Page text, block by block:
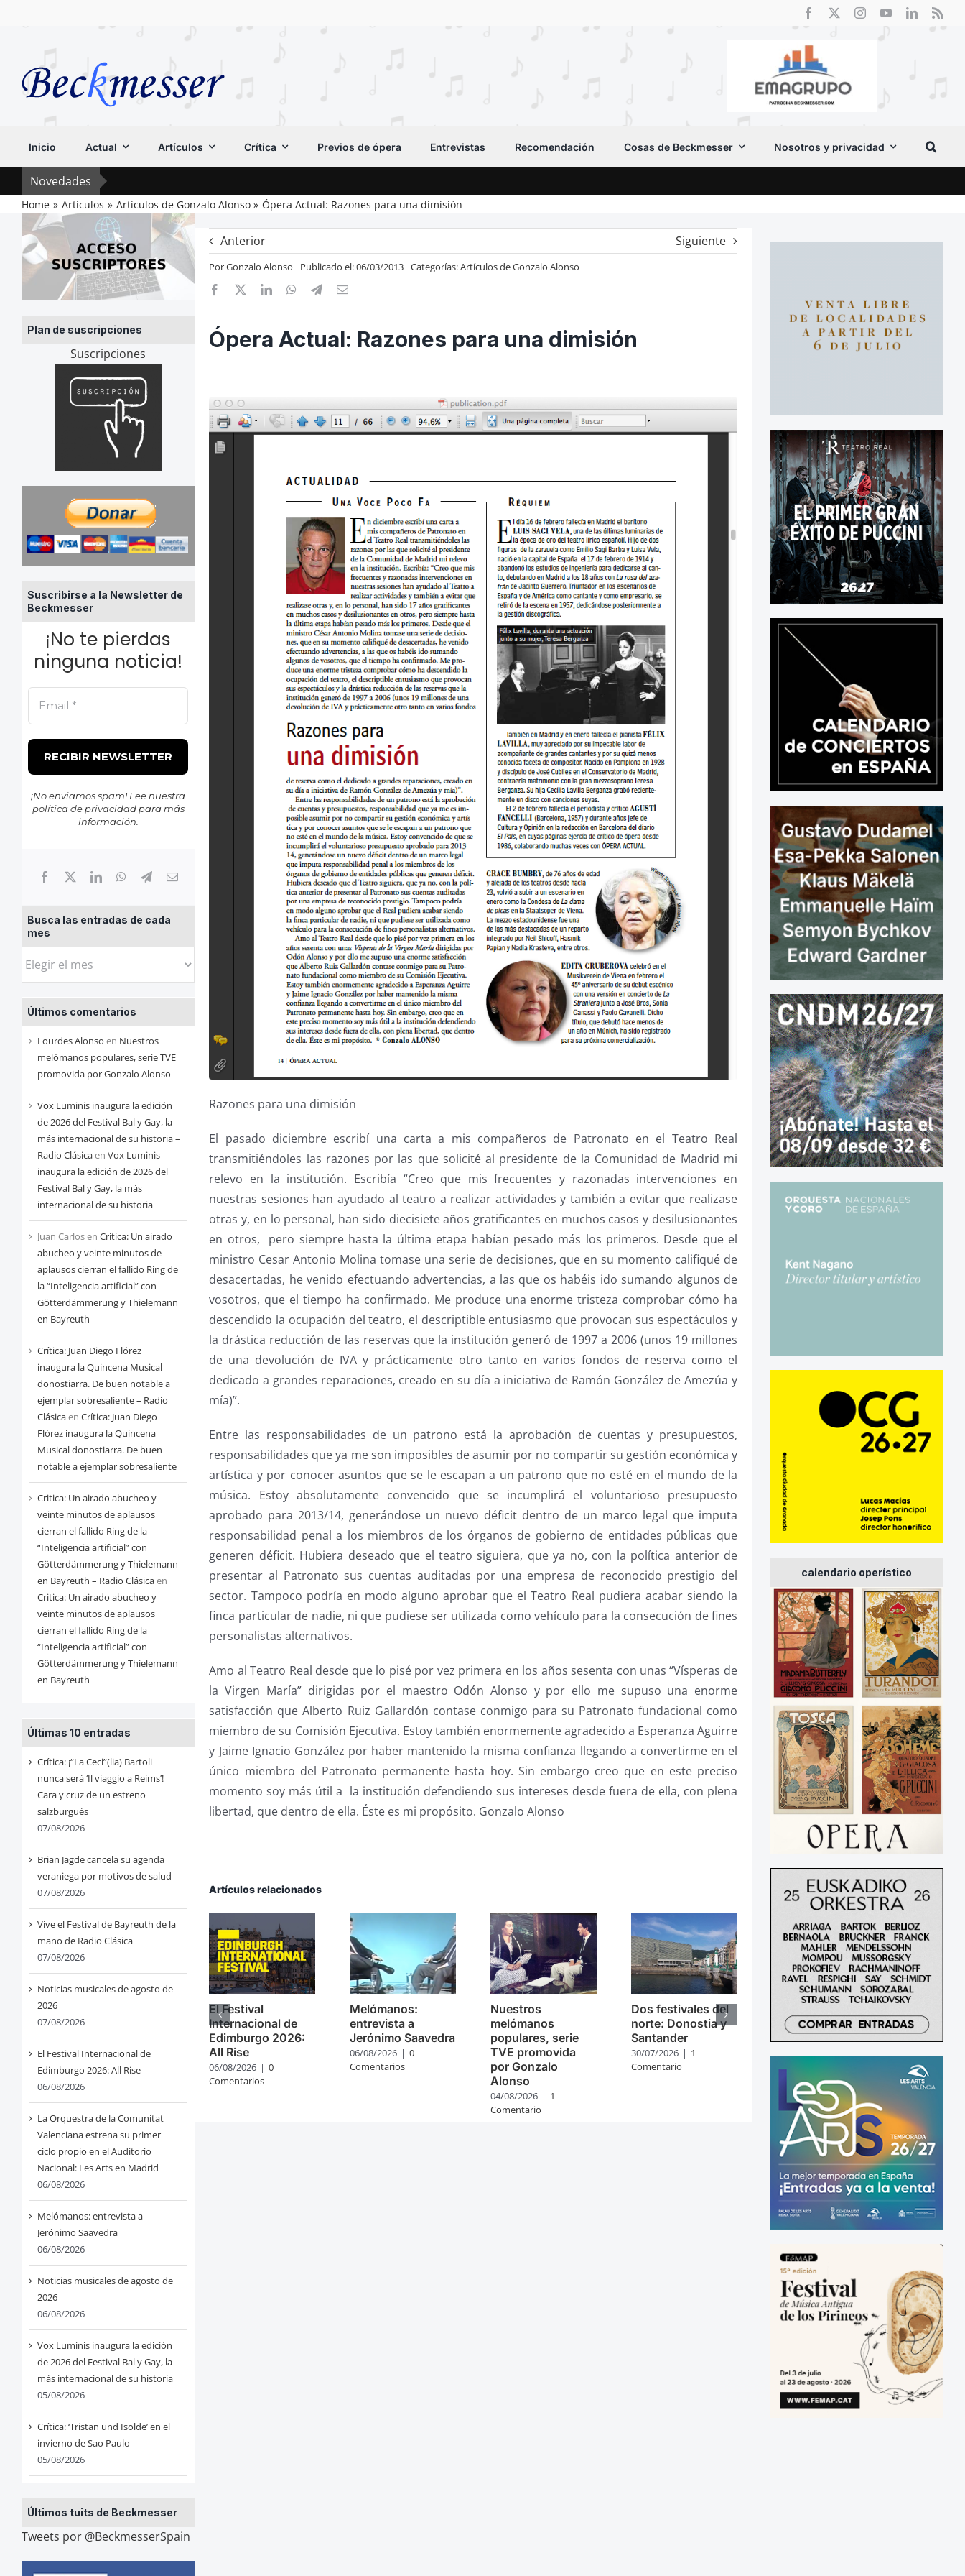
Inicio Actual Artículos Crítica Previos de ópera Entrevistas Recomendación Cosas de Beckmesser Nosotros y privacidad
Novedades
Home Artículos Artículos de Gonzalo Alonso Ópera Actual: Razones para una dimisión
Plan de suscripciones
Suscripciones
Suscribirse a la Newsletter de
Beckmesser
¡No te pierdas
ninguna noticia!
¡No enviamos spam! Lee nuestra
política de privacidadpara más
información.
Busca las entradas de cada
mes
Busca
entradas
de
cada
mes
Últimos comentarios
Lourdes Alonso en Nuestros
melómanos populares, serie TVE
promovida por Gonzalo Alonso
Vox Luminis inaugura la edición
de 2026 del Festival Bal y Gay, la
más internacional de su historia –
Radio Clásicaen Vox Luminis
inaugura la edición de 2026 del
Festival Bal y Gay, la más
internacional de su historia
Juan Carlosen Critica: Un airado
abucheo y veinte minutos de
aplausos cierran el fallido Ring de
la “Inteligencia artificial” con
Götterdämmerung y Thielemann
en Bayreuth
Crítica: Juan Diego Flórez
inaugura la Quincena Musical
donostiarra. De buen notable a
ejemplar sobresaliente – Radio
Clásicaen Crítica: Juan Diego
Flórez inaugura la Quincena
Musical donostiarra. De buen
notable a ejemplar sobresaliente
Critica: Un airado abucheo y
veinte minutos de aplausos
cierran el fallido Ring de la
“Inteligencia artificial” con
Götterdämmerung y Thielemann
en Bayreuth – Radio Clásicaen
Critica: Un airado abucheo y
veinte minutos de aplausos
cierran el fallido Ring de la
“Inteligencia artificial” con
Götterdämmerung y Thielemann
en Bayreuth
Últimas 10 entradas
Crítica: ¡“La Ceci”(lia) Bartoli
nunca será ‘Il viaggio a Reims’!
Cara y cruz de un estreno
salzburgués
07/08/2026
Brian Jagde cancela su agenda
veraniega por motivos de salud
07/08/2026
Vive el Festival de Bayreuth de la
mano de Radio Clásica
07/08/2026
Noticias musicales de agosto de
2026
07/08/2026
El Festival Internacional de
Edimburgo 2026: All Rise
06/08/2026
La Orquestra de la Comunitat
Valenciana estrena su primer
ciclo propio en el Auditorio
Nacional: Les Arts en Madrid
06/08/2026
Melómanos: entrevista a
Jerónimo Saavedra
06/08/2026
Noticias musicales de agosto de
2026
06/08/2026
Vox Luminis inaugura la edición
de 2026 del Festival Bal y Gay, la
más internacional de su historia
05/08/2026
Crítica: ‘Tristan und Isolde’ en el
invierno de Sao Paulo
05/08/2026
Últimos tuits de Beckmesser
Tweets por @BeckmesserSpain
Anterior Siguiente
PorGonzalo Alonso Publicado el: 06/03/2013 Categorías:Artículos de Gonzalo Alonso
Ópera Actual: Razones para una dimisión
Razones para una dimisión
El pasado diciembre escribí una carta a mis compañeros de Patronato en el Teatro Real
transmitiéndoles las razones por las que solicité al presidente de la Comunidad de Madrid mi
relevo en la institución. Escribía “Creo que mis frecuentes y razonadas intervenciones en
nuestras sesiones han ayudado al teatro a realizar actividades y también a evitar que realizase
otras y, en lo personal, han sido diecisiete años gratificantes en muchos casos y desilusionantes
en otros, pero siempre hasta la última etapa habían pesado más los primeros. Desde que el
ministro Cesar Antonio Molina tomase una serie de decisiones, que en su momento califiqué de
desacertadas, he venido efectuando advertencias, a las que os habéis ido sumando algunos de
vosotros, que el tiempo ha confirmado. Me produce una enorme tristeza comprobar cómo ha
descendido la ocupación del teatro, el descriptible entusiasmo que provocan sus espectáculos y
la drástica reducción de las reservas que la institución generó de 1997 a 2006 (unos 19 millones
de una devolución de IVA y prácticamente otro tanto en varios fondos de reserva como el
dedicado a grandes reparaciones, creado en su día a iniciativa de Ramón González de Amezúa y
mía)”.
Entre las responsabilidades de un patrono está la aprobación de cuentas y presupuestos,
responsabilidades que ya me son imposibles de asumir por no compartir su gestión económica y
artística y por conocer asuntos que se le escapan a un patrono que no esté en el mundo de la
música. Estoy absolutamente convencido que se incumplirá el voluntarioso presupuesto
aprobado para 2013/14, generándose un nuevo déficit dentro de un marco legal que imputa
responsabilidad penal a los miembros de los órganos de gobierno de entidades públicas que
generen déficit. Hubiera deseado que el teatro siguiera, que ya no, con la política anterior de
presentar al Patronato sus cuentas auditadas por una empresa de reconocido prestigio del
sector. Tampoco podría en modo alguno aprobar que el Teatro Real pudiera acabar siendo la
finca particular de nadie, ni que pudiese ser utilizada como vehículo para la consecución de fines
personalistas alternativos.
Amo al Teatro Real desde que lo pisé por vez primera en los años sesenta con unas “Vísperas de
la Virgen María” dirigidas por el maestro Odón Alonso y por ello me supuso una enorme
satisfacción que Alberto Ruiz Gallardón contase conmigo para su Patronato fundacional como
miembro de su Comisión Ejecutiva. Estoy también enormemente agradecido a Esperanza Aguirre
y Jaime Ignacio González por haber mantenido la misma confianza llegando a convertirme en el
único miembro del Patronato permanente hasta hoy. Sin embargo creo que en este preciso
momento soy más útil a la institución defendiendo sus intereses desde fuera de ella, con plena
libertad, que dentro de ella. Éste es mi propósito. Gonzalo Alonso
Artículos relacionados
El Festival
Internacional de
Edimburgo 2026:
All Rise
06/08/2026 | 0
Comentarios
Melómanos:
entrevista a
Jerónimo Saavedra
06/08/2026 | 0
Comentarios
Nuestros
melómanos
populares, serie
TVE promovida
por Gonzalo
Alonso
04/08/2026 | 1
Comentario
Dos festivales del
norte: Donostia y
Santander
30/07/2026 | 1
Comentario
calendario operístico